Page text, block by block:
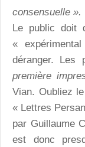
consensuelle ».
Le public doit
«
déranger. Les
première
Vian. Oubliez
« Lettres
par Guillaume
est donc